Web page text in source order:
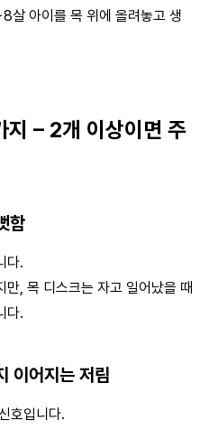
살 아이를 목 위에 올려놓고 생
지 – 2개 이상이면 주
함
다.
만, 목 디스크는 자고 일어났을 때
다.
이어지는 저림
호입니다.